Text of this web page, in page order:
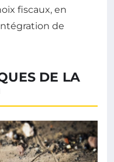
fiscaux, en
de
DE LA